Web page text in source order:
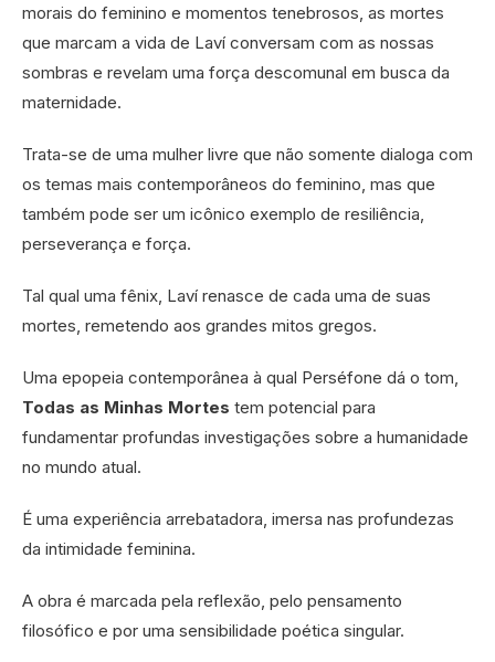
morais do feminino e momentos tenebrosos, as mortes
que marcam a vida de Laví conversam com as nossas
sombras e revelam uma força descomunal em busca da
maternidade.
Trata-se de uma mulher livre que não somente dialoga com
os temas mais contemporâneos do feminino, mas que
também pode ser um icônico exemplo de resiliência,
perseverança e força.
Tal qual uma fênix, Laví renasce de cada uma de suas
mortes, remetendo aos grandes mitos gregos.
Uma epopeia contemporânea à qual Perséfone dá o tom,
Todas as Minhas Mortes tem potencial para
fundamentar profundas investigações sobre a humanidade
no mundo atual.
É uma experiência arrebatadora, imersa nas profundezas
da intimidade feminina.
A obra é marcada pela reflexão, pelo pensamento
filosófico e por uma sensibilidade poética singular.